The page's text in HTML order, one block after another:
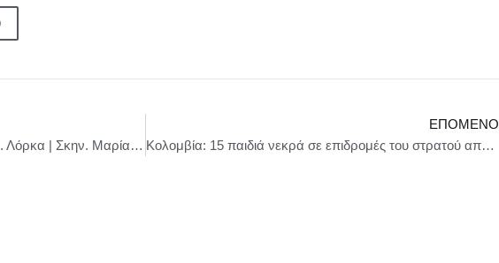
ΓΕΡΜΑ (η ανεκπλήρωτη) του Φ. Γκ. Λόρκα | Σκην. Μαρία Πρωτόπαππα | Στο Θεάτρο Τέχνης Καρόλου Κουν-Υπόγειο | Από 19 Δεκεμβρίου
ΕΠΌΜΕΝΟ
Κολομβία: 15 παιδιά νεκρά σε επιδρομές του στρατού από τον Αύγουστο